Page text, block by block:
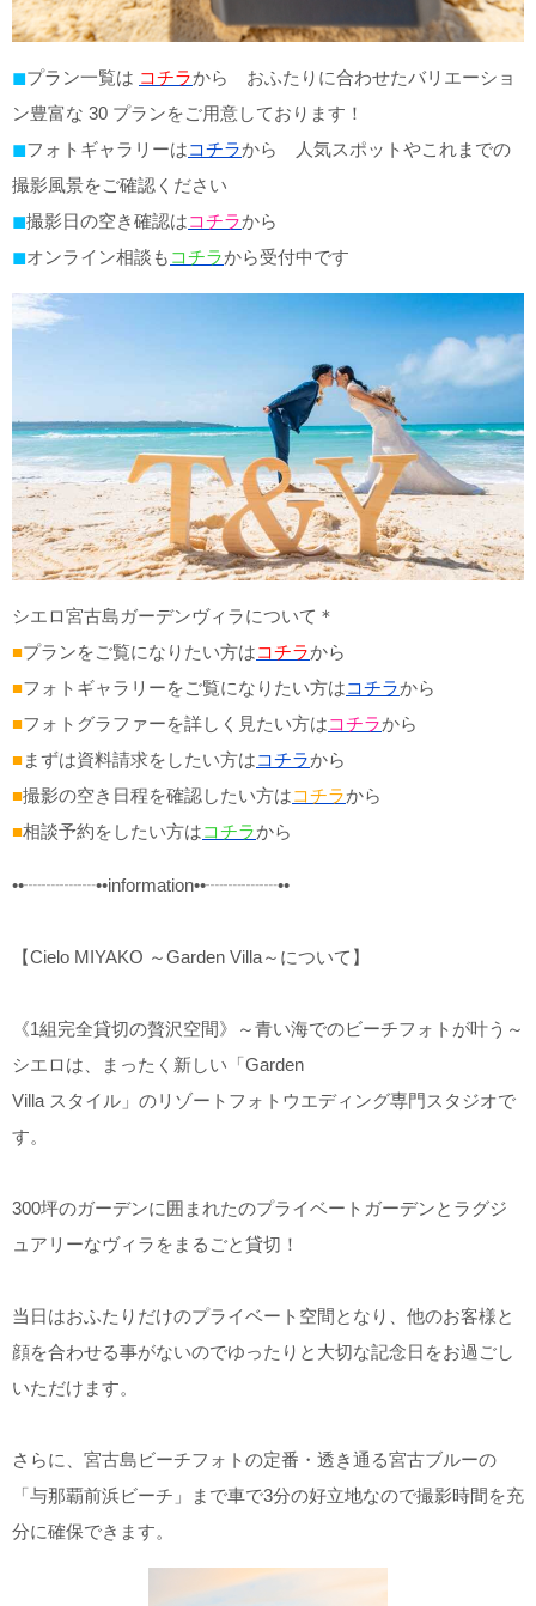
◼プラン⼀覧は コチラから おふたりに合わせたバリエーショ
ン豊富な 30 プランをご⽤意しております！
◼フォトギャラリーはコチラから ⼈気スポットやこれまでの
撮影⾵景をご確認ください
◼撮影⽇の空き確認はコチラから
◼オンライン相談も コチラから受付中です
シエロ宮古島ガーデンヴィラについて＊
■プランをご覧になりたい⽅はコチラから
■フォトギャラリーをご覧になりたい⽅はコチラから
■フォトグラファーを詳しく⾒たい⽅はコチラから
■まずは資料請求をしたい⽅はコチラから
■撮影の空き⽇程を確認したい⽅はコチラから
■相談予約をしたい⽅はコチラから
••┈┈┈┈••information••┈┈┈┈••
【Cielo MIYAKO ～Garden Villa～について】
《1組完全貸切の贅沢空間》～青い海でのビーチフォトが叶う～
シエロは、まったく新しい「Garden
Villa スタイル」のリゾートフォトウエディング専門スタジオで
す。
300坪のガーデンに囲まれたのプライベートガーデンとラグジ
ュアリーなヴィラをまるごと貸切！
当日はおふたりだけのプライベート空間となり、他のお客様と
顔を合わせる事がないのでゆったりと大切な記念日をお過ごし
いただけます。
さらに、宮古島ビーチフォトの定番・透き通る宮古ブルーの
「与那覇前浜ビーチ」まで車で3分の好立地なので撮影時間を充
分に確保できます。